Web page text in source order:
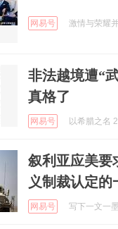
网易号 激情与荣耀
非法越境遭“
真格了
网易号 以希腊之名
叙利亚应美要
义制裁认定的
网易号 写下一文一